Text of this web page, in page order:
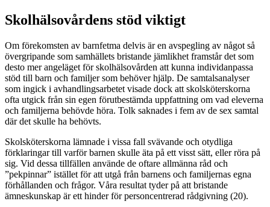
Skolhälsovårdens stöd viktigt
Om förekomsten av barnfetma delvis är en avspegling av något så
övergripande som samhällets bristande jämlikhet framstår det som
desto mer angeläget för skolhälsovården att kunna individanpassa
stöd till barn och familjer som behöver hjälp. De samtalsanalyser
som ingick i avhandlingsarbetet visade dock att skolsköterskorna
ofta utgick från sin egen förutbestämda uppfattning om vad eleverna
och familjerna behövde höra. Tolk saknades i fem av de sex samtal
där det skulle ha behövts.
Skolsköterskorna lämnade i vissa fall svävande och otydliga
förklaringar till varför barnen skulle äta på ett visst sätt, eller röra på
sig. Vid dessa tillfällen använde de oftare allmänna råd och
”pekpinnar” istället för att utgå från barnens och familjernas egna
förhållanden och frågor. Våra resultat tyder på att bristande
ämneskunskap är ett hinder för personcentrerad rådgivning (20).